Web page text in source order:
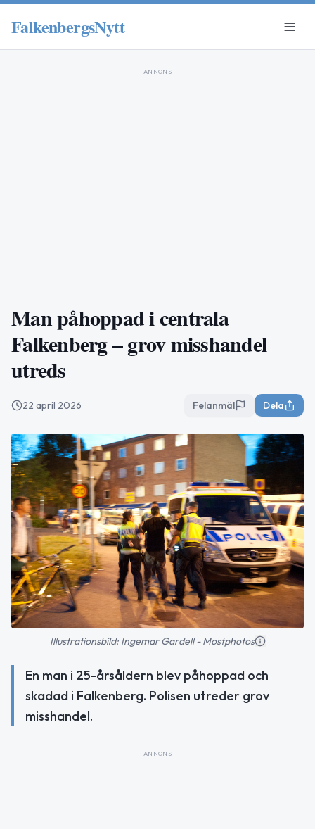
FalkenbergsNytt
ANNONS
Man påhoppad i centrala
Falkenberg – grov misshandel
utreds
22 april 2026 Felanmäl Dela
Illustrationsbild: Ingemar Gardell - Mostphotos
En man i 25-årsåldern blev påhoppad och
skadad i Falkenberg. Polisen utreder grov
misshandel.
ANNONS